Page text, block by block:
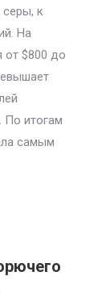
к
На
от $800 до
По итогам
самым